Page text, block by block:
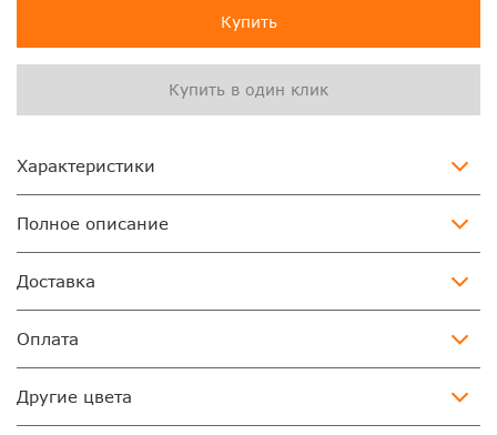
Купить
Купить в один клик
Характеристики
Полное описание
Доставка
Оплата
Другие цвета